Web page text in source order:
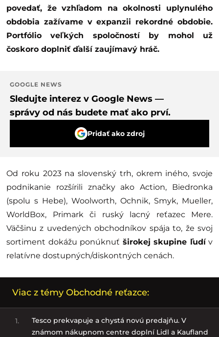
povedať, že vzhľadom na okolnosti uplynulého
obdobia zažívame v expanzii rekordné obdobie.
Portfólio veľkých spoločností by mohol už
čoskoro doplniť ďalší zaujímavý hráč.
GOOGLE NEWS
Sledujte interez v Google News —
správy od nás budete mať ako prví.
Pridať ako zdroj
Od roku 2023 na slovenský trh, okrem iného, svoje
podnikanie rozšírili značky ako Action, Biedronka
(spolu s Hebe), Woolworth, Ochnik, Smyk, Mueller,
WorldBox, Primark či ruský lacný reťazec Mere.
Väčšinu z uvedených obchodníkov spája to, že svoj
sortiment dokážu ponúknuť širokej skupine ľudív
relatívne dostupných/diskontných cenách.
Viac z témy Obchodné reťazce:
1.
Tesco prekvapuje a chystá novú predajňu. V
známom nákupnom centre doplní Lidl a Kaufland